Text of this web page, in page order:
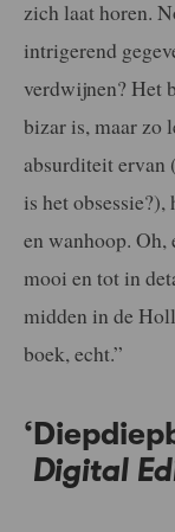
zich laat horen.
intrigerend
verdwijnen? Het
bizar is, maar zo
absurditeit
is het
en wanhoop.
mooi en tot in
midden in de
boek, echt.”
Digital